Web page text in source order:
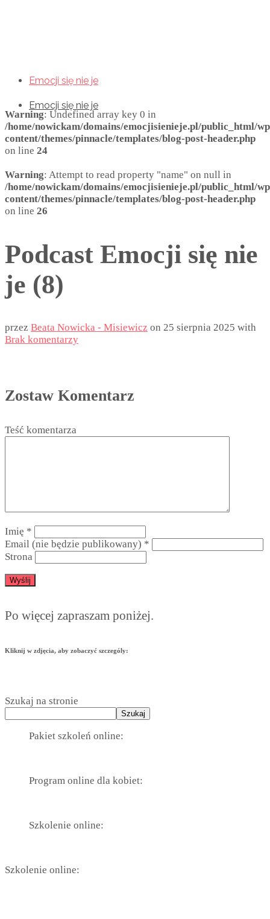
Emocji się nie je
Emocji się nie je
Warning: Undefined array key 0 in
/home/nowickam/domains/emocjisienieje.pl/public_html/
content/themes/pinnacle/templates/blog-post-header.php
on line 24
Warning: Attempt to read property "name" on null in
/home/nowickam/domains/emocjisienieje.pl/public_html/
content/themes/pinnacle/templates/blog-post-header.php
on line 26
Podcast Emocji się nie
je (8)
przez Beata Nowicka - Misiewicz on 25 sierpnia 2025 with
Brak komentarzy
Zostaw Komentarz
Teść komentarza
Imię *
Email (nie będzie publikowany) *
Strona
Po więcej zapraszam poniżej.
Kliknij w zdjęcia, aby zobaczyć szczególy:
Szukaj na stronie
Szukaj
Pakiet szkoleń online:
Program online dla kobiet:
Szkolenie online:
Szkolenie online: